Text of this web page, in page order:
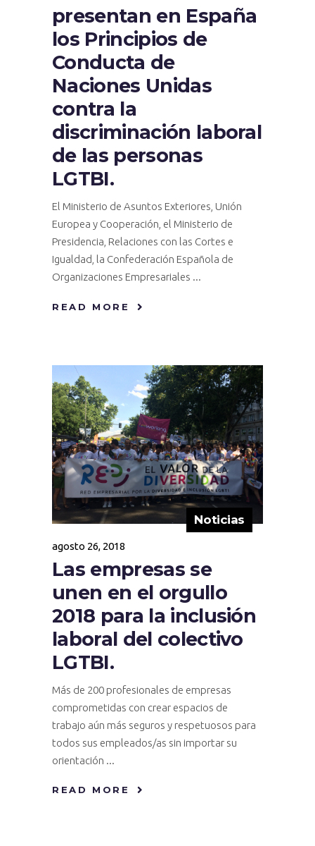
presentan en España
los Principios de
Conducta de
Naciones Unidas
contra la
discriminación laboral
de las personas
LGTBI.
El Ministerio de Asuntos Exteriores, Unión
Europea y Cooperación, el Ministerio de
Presidencia, Relaciones con las Cortes e
Igualdad, la Confederación Española de
Organizaciones Empresariales
READ MORE
Noticias
agosto 26, 2018
Las empresas se
unen en el orgullo
2018 para la inclusión
laboral del colectivo
LGTBI.
Más de 200 profesionales de empresas
comprometidas con crear espacios de
trabajo aún más seguros y respetuosos para
todos sus empleados/as sin importar su
orientación
READ MORE